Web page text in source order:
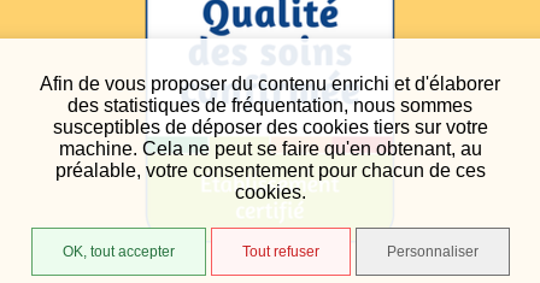
Afin de vous proposer du contenu enrichi et d'élaborer
des statistiques de fréquentation, nous sommes
susceptibles de déposer des cookies tiers sur votre
machine. Cela ne peut se faire qu'en obtenant, au
préalable, votre consentement pour chacun de ces
cookies.
OK, tout accepter Tout refuser Personnaliser